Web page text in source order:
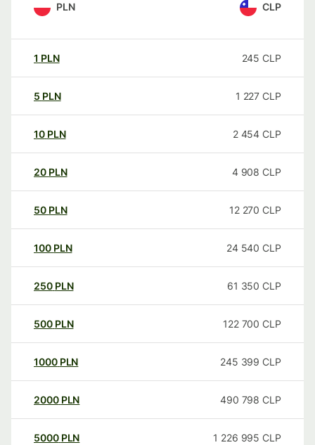
PLN CLP
1 PLN 245 CLP
5 PLN 1 227 CLP
10 PLN 2 454 CLP
20 PLN 4 908 CLP
50 PLN 12 270 CLP
100 PLN 24 540 CLP
250 PLN 61 350 CLP
500 PLN 122 700 CLP
1000 PLN 245 399 CLP
2000 PLN 490 798 CLP
5000 PLN 1 226 995 CLP